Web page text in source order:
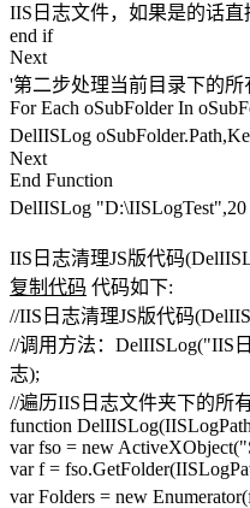
IIS日志文件，如果是的话直
end if
Next
'第二步处理当前目录下的所
For Each oSubFolder In
DelIISLog
Next
End Function
DelIISLog
IIS日志清理JS版代码
复制代码 代码如下:
//IIS日志清理JS版代码
//调用方法：DelIISLog("IIS
志);
//遍历IIS日志文件夹下的所
function
var fso = new
var f =
var Folders = new